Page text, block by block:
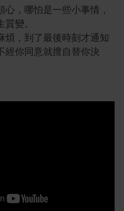
，哪怕是一些小事情，
變。
煩，到了最後時刻才通知
經你同意就擅自替你決